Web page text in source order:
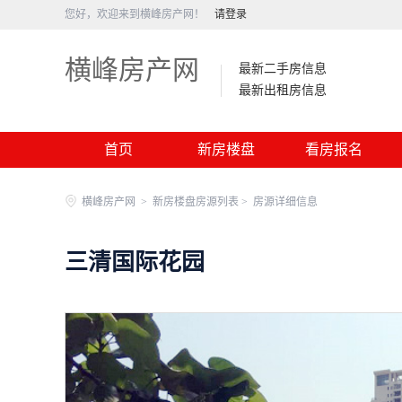
您好，欢迎来到横峰房产网！ 请登录
横峰房产网
最新二手房信息
最新出租房信息
首页 新房楼盘 看房报名
横峰房产网 > 新房楼盘房源列表 > 房源详细信息
三清国际花园